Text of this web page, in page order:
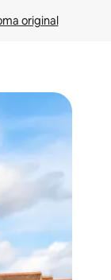
original